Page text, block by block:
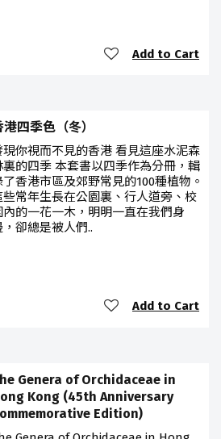
Add to Cart
港四季色（冬）
現你視而不見的香港 看見這座水泥森
裏的四季 本套書以四季作為分冊，輯
了香港市區及郊野常見的100種植物。
些常年生長在公園裏、行人道旁、校
內的一花一木，明明一直在我們身
，卻總是被人們..
Add to Cart
Genera of Orchidaceae in
Kong (45th Anniversary
Edition)